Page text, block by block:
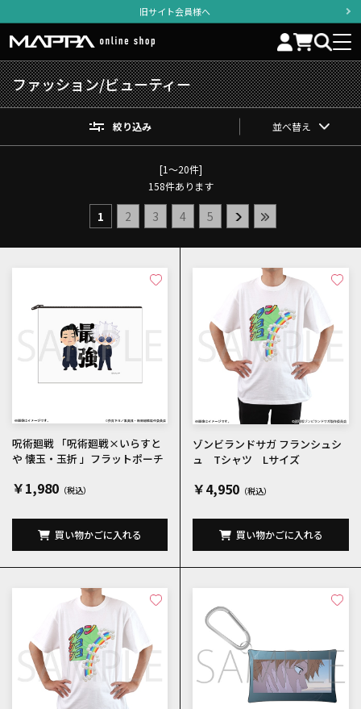
旧サイト会員様へ
ファッション/ビューティー
絞り込み 並べ替え
[1～20件]
158件あります
1 2 3 4 5
呪術廻戦 「呪術廻戦×いらすと
や 懐玉・玉折 」フラットポーチ
￥1,980
買い物かごに入れる
ゾンビランドサガ フランシュシ
ュ Tシャツ Lサイズ
￥4,950
買い物かごに入れる